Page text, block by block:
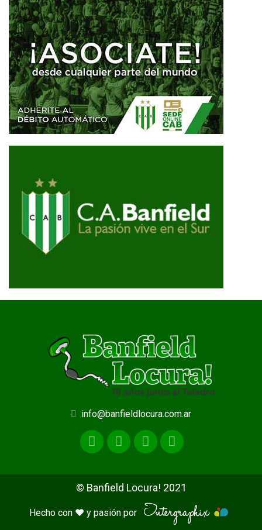
info@banfieldlocura.com.ar
© Banfield Locura! 2021
Hecho con ♥ y pasión por